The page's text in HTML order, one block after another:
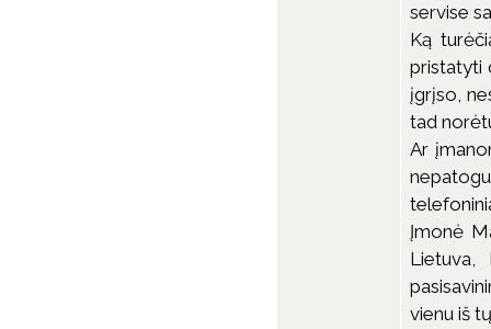
servise
Ką
pristatyti
įgrįso,
tad
Ar
Įmonė
Lietuva,
vienu iš